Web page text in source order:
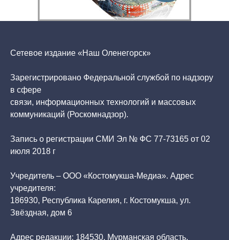
Сетевое издание «Наш Оленегорск»
Зарегистрировано Федеральной службой по надзору
в сфере
связи, информационных технологий и массовых
коммуникаций (Роскомнадзор).
Запись о регистрации СМИ Эл № ФС 77-73165 от 02
июля 2018 г
Учредитель – ООО «Костомукша-Медиа». Адрес
учредителя:
186930, Республика Карелия, г. Костомукша, ул.
Звёздная, дом 6
Адрес редакции: 184530, Мурманская область,